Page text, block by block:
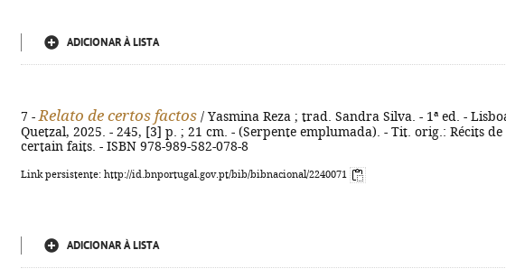
ADICIONAR À LISTA
7 - Relato de certos factos / Yasmina Reza ; trad. Sandra Silva. - 1ª ed. -
Quetzal, 2025. - 245, [3] p. ; 21 cm. - (Serpente emplumada). - Tit. orig.: Récits de
certain faits. - ISBN 978-989-582-078-8
Link persistente: http://id.bnportugal.gov.pt/bib/bibnacional/2240071
ADICIONAR À LISTA